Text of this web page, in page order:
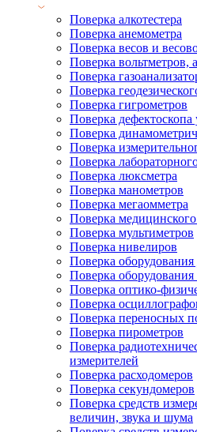
Поверка алкотестера
Поверка анемометра
Поверка весов и
Поверка вольтметров,
Поверка
Поверка
Поверка гигрометров
Поверка дефектоскопа
Поверка
Поверка
Поверка
Поверка люксметра
Поверка манометров
Поверка мегаомметра
Поверка
Поверка мультиметров
Поверка нивелиров
Поверка
Поверка
Поверка оптико-
Поверка
Поверка переносных
Поверка пирометров
Поверка
измерителей
Поверка расходомеров
Поверка секундомеров
Поверка средств
величин, звука и шума